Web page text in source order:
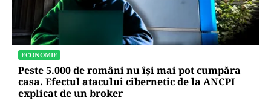
ECONOMIE
Peste 5.000 de români nu își mai pot cumpăra
casa. Efectul atacului cibernetic de la ANCPI
explicat de un broker